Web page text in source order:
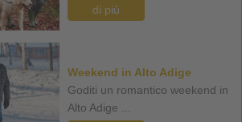
di più
Weekend in Alto Adige
Goditi un romantico weekend in
Alto Adige ...